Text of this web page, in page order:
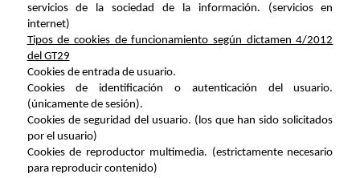
servicios de la sociedad de la información. (servicios en
internet)
Tipos de cookies de funcionamiento según dictamen 4/2012
del GT29
Cookies de entrada de usuario.
Cookies de identificación o autenticación del usuario.
(únicamente de sesión).
Cookies de seguridad del usuario. (los que han sido solicitados
por el usuario)
Cookies de reproductor multimedia. (estrictamente necesario
para reproducir contenido)